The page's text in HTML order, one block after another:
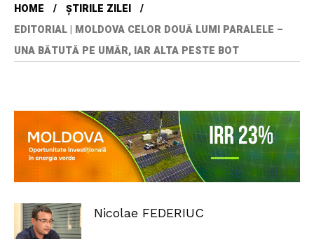
HOME
ȘTIRILE ZILEI
EDITORIAL | MOLDOVA CELOR DOUĂ LUMI PARALELE –
UNA BĂTUTĂ PE UMĂR, IAR ALTA PESTE BOT
Nicolae FEDERIUC